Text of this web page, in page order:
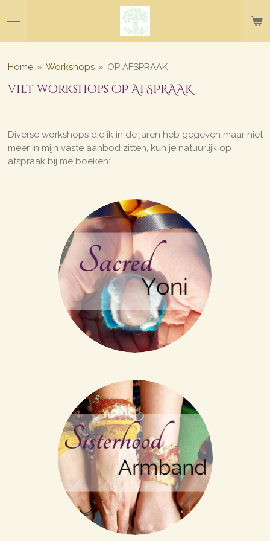
direct
hoofdinhoud
Home » Workshops » OP AFSPRAAK
vilt workshops OP AFSPRAAK
Diverse workshops die ik in de jaren heb gegeven maar niet
meer in mijn vaste aanbod zitten, kun je natuurlijk op
afspraak bij me boeken: